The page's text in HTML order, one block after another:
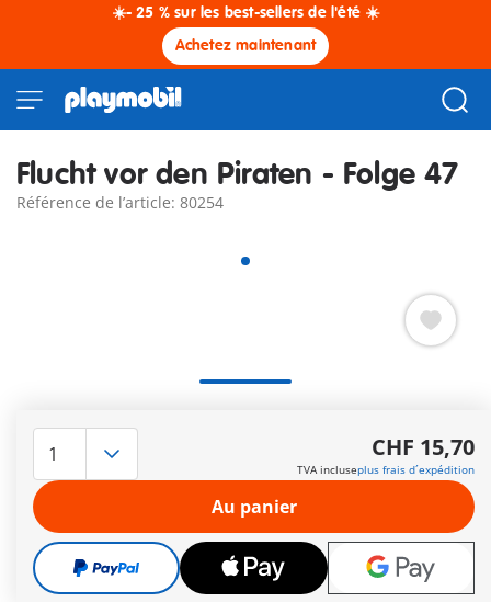
☀️- 25 % sur les best-sellers de l'été ☀️
Achetez maintenant
Flucht vor den Piraten - Folge 47
Référence de l’article: 80254
Le délai de livraison est actuellement de 3 à 6 jours
Livraison gratuite à partir de CHF 99
CHF 15,70
TVA incluse plus frais d´expédition
CHF 15,70
TVA incluseplus frais d´expédition
Au panier